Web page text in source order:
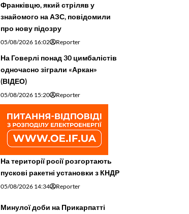
Франківцю, який стріляв у
знайомого на АЗС, повідомили
про нову підозру
05/08/2026 16:02 Reporter
На Говерлі понад 30 цимбалістів
одночасно зіграли «Аркан»
(ВІДЕО)
05/08/2026 15:20 Reporter
На території росії розгортають
пускові ракетні установки з КНДР
05/08/2026 14:34 Reporter
Минулої доби на Прикарпатті